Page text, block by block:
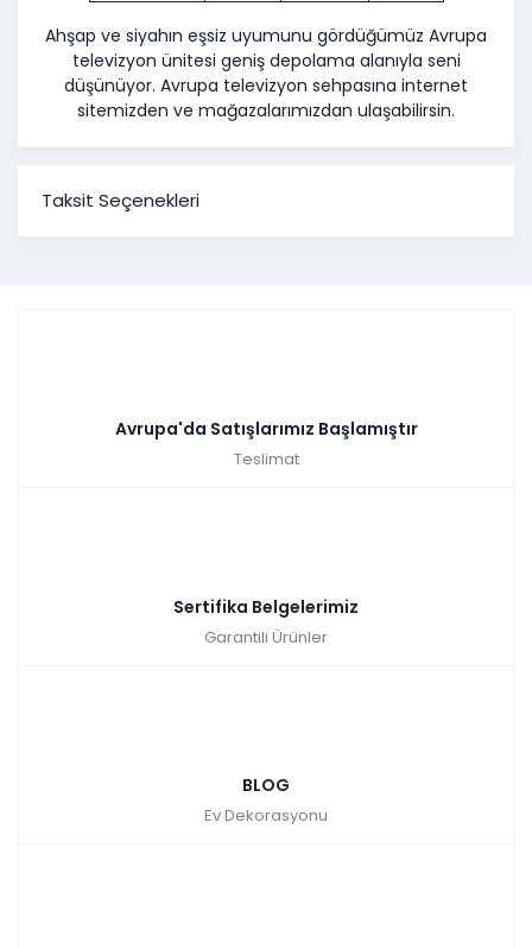
Ahşap ve siyahın eşsiz uyumunu gördüğümüz Avrupa
televizyon ünitesi geniş depolama alanıyla seni
düşünüyor. Avrupa televizyon sehpasına internet
sitemizden ve mağazalarımızdan ulaşabilirsin.
Taksit Seçenekleri
Avrupa'da Satışlarımız Başlamıştır
Teslimat
Sertifika Belgelerimiz
Garantili Ürünler
BLOG
Ev Dekorasyonu